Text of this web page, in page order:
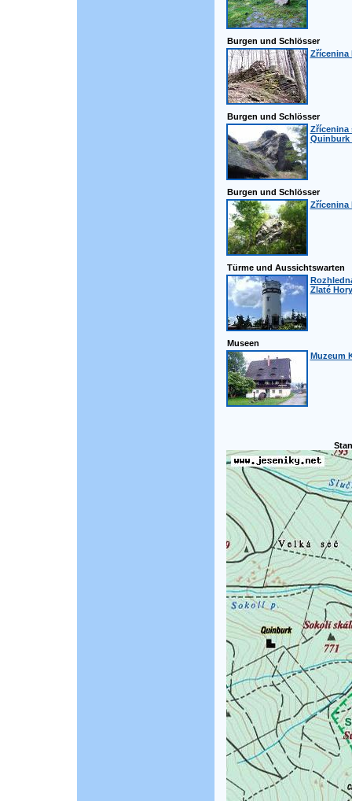
Burgen und Schlösser
Zřícenina
Burgen und Schlösser
Zřícenina
Quinburk
Burgen und Schlösser
Zřícenina
Türme und Aussichtswarten
Zlaté Hory
Museen
Muzeum